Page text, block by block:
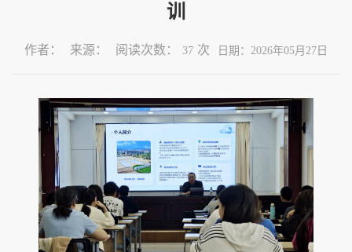
训
作者： 来源： 阅读次数： 37 次 日期：2026年05月27日